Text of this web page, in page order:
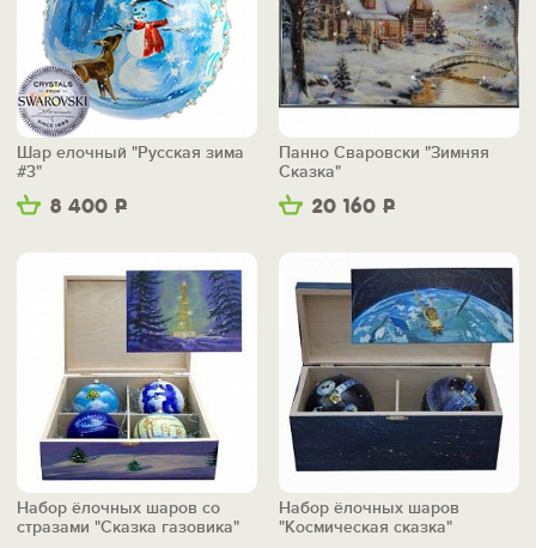
8 400 Р
Шар елочный "Русская зима
#3"
20 160 Р
Панно Сваровски "Зимняя
Сказка"
Набор ёлочных шаров со
стразами "Сказка газовика"
Набор ёлочных шаров
"Космическая сказка"